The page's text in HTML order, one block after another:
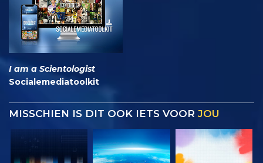
I am a Scientologist
Socialemediatoolkit
MISSCHIEN IS DIT OOK IETS VOOR JOU